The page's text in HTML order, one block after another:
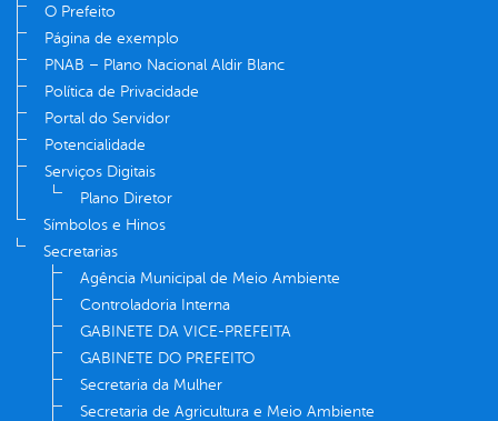
O Prefeito
Página de exemplo
PNAB – Plano Nacional Aldir Blanc
Política de Privacidade
Portal do Servidor
Potencialidade
Serviços Digitais
Plano Diretor
Símbolos e Hinos
Secretarias
Agência Municipal de Meio Ambiente
Controladoria Interna
GABINETE DA VICE-PREFEITA
GABINETE DO PREFEITO
Secretaria da Mulher
Secretaria de Agricultura e Meio Ambiente